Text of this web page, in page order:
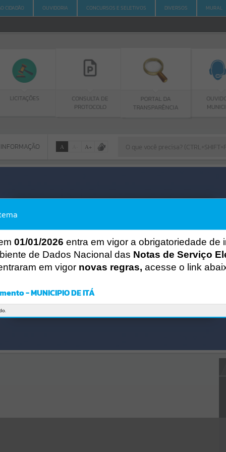
CIDADÃO OUVIDORIA CONCURSOS E SELETIVOS DIVERSOS MURAL
CONSULTA DE
PROTOCOLO
PORTAL DA
TRANSPARÊNCIA
OUVIDORIA
MUNICIPAL
A A+
01/01/2026 entra em vigor a obrigatoriedade de
de Dados Nacional das Notas de Serviço
em vigor novas regras, acesse o link
- MUNICIPIO DE ITÁ
Gerenciamento do Sistema
CÓDIGO DA MENSAGEM: EST-000040
Ocorreu um erro de script:
Uncaught SyntaxError: Unexpected token '('
https://ita.atende.net/cidadao/pagina/static/bundle/wpo_index_2_ba
se_l2_portal_editores_sync_e14c26d9c225f7e6839456cea306af19.js?
Verificar Mais Detalhes